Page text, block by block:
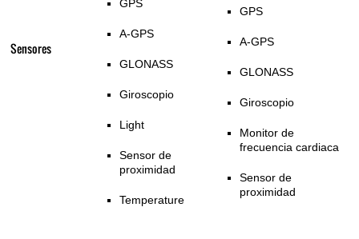
Sensores
GPS
A-GPS
GLONASS
Giroscopio
Light
Sensor de
proximidad
Temperature
GPS
A-GPS
GLONASS
Giroscopio
Monitor de
frecuencia cardiaca
Sensor de
proximidad